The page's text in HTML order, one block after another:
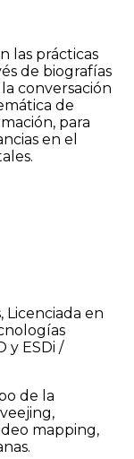
las prácticas
de biografías
conversación
de
para
en el
Licenciada en
y ESDi /
de la
mapping,